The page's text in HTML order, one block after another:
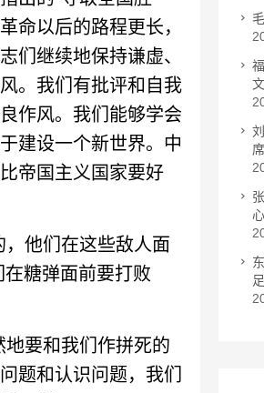
以后的路程更长，
们继续地保持谦虚、
。我们有批评和自我
作风。我们能够学会
建设一个新世界。中
帝国主义国家要好
他们在这些敌人面
糖弹面前要打败
要和我们作拼死的
题和认识问题，我们